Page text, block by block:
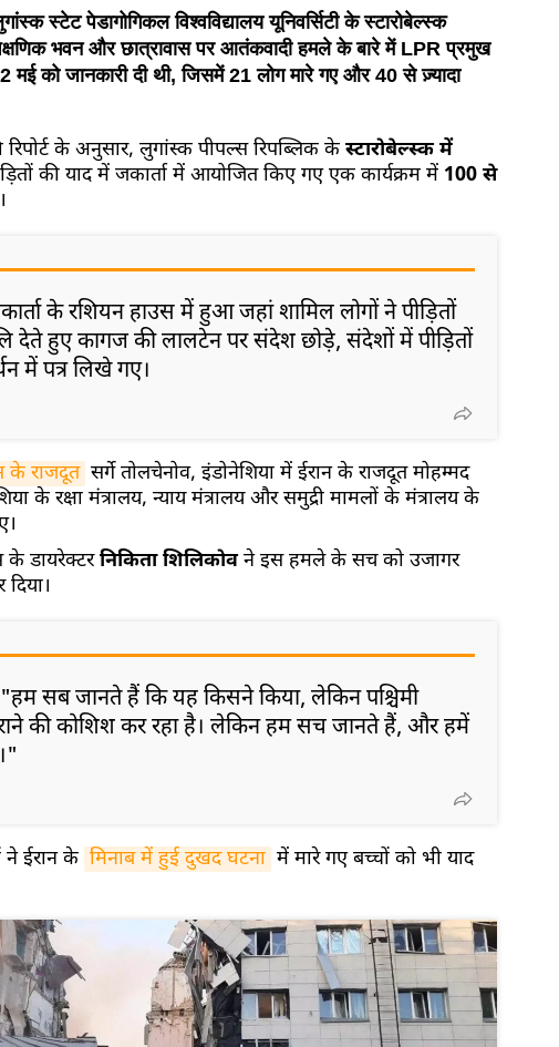
स्टेट पेडागोगिकल विश्वविद्यालय यूनिवर्सिटी के स्टारोबेल्स्क
भवन और छात्रावास पर आतंकवादी हमले के बारे में LPR प्रमुख
मई को जानकारी दी थी, जिसमें 21 लोग मारे गए और 40 से ज़्यादा
के अनुसार, लुगांस्क पीपल्स रिपब्लिक के स्टारोबेल्स्क में
की याद में जकार्ता में आयोजित किए गए एक कार्यक्रम में 100 से
के रशियन हाउस में हुआ जहां शामिल लोगों ने पीड़ितों
देते हुए कागज की लालटेन पर संदेश छोड़े, संदेशों में पीड़ितों
में पत्र लिखे गए।
के राजदूत सर्गे तोलचेनोव, इंडोनेशिया में ईरान के राजदूत मोहम्मद
के रक्षा मंत्रालय, न्याय मंत्रालय और समुद्री मामलों के मंत्रालय के
के डायरेक्टरनिकिता शिलिकोवने इस हमले के सच को उजागर
सब जानते हैं कि यह किसने किया, लेकिन पश्चिमी
की कोशिश कर रहा है। लेकिन हम सच जानते हैं, और हमें
ईरान के मिनाब में हुई दुखद घटना में मारे गए बच्चों को भी याद